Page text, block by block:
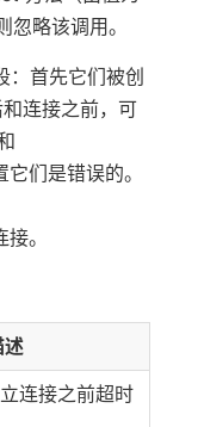
略该调用。
首先它们被创
连接之前，可
们是错误的。
。
连接之前超时